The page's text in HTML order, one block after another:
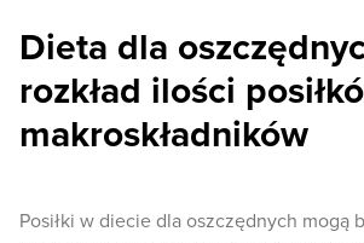
Dieta dla
rozkład ilości
makroskładników
Posiłki w diecie dla oszczędnych mogą